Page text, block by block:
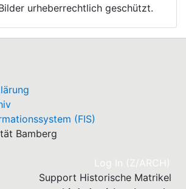
urheberrechtlich geschützt.
(FIS)
Bamberg
Log In (Z/ARCH)
Support Historische Matrikel